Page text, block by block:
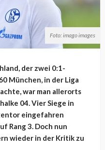
Foto: imago images
der zwei 0:1-
München, in der Liga
war man allerorts
04. Vier Siege in
eingefahren
Rang 3. Doch nun
wieder in der Kritik zu